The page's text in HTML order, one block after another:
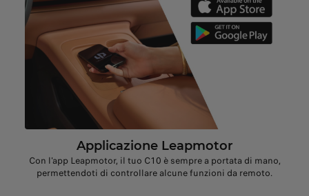
Applicazione Leapmotor
Con l'app Leapmotor, il tuo C10 è sempre a portata di mano,
permettendoti di controllare alcune funzioni da remoto.